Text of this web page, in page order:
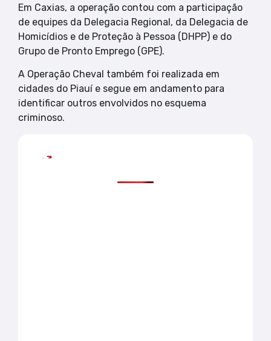
Em Caxias, a operação contou com a participação
de equipes da Delegacia Regional, da Delegacia de
Homicídios e de Proteção à Pessoa (DHPP) e do
Grupo de Pronto Emprego (GPE).
A Operação Cheval também foi realizada em
cidades do Piauí e segue em andamento para
identificar outros envolvidos no esquema
criminoso.